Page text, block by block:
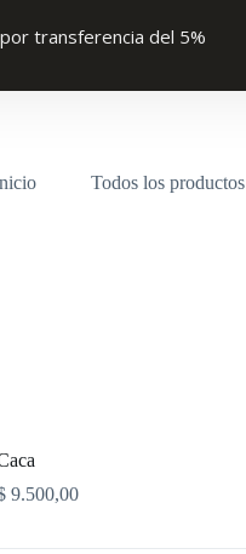
transferencia del 5%
Todos los productos
9.500,00